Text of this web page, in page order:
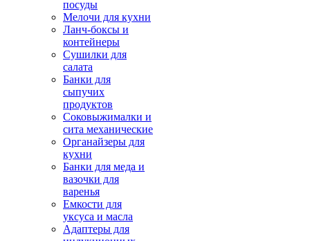
посуды
Мелочи для кухни
Ланч-боксы и
контейнеры
Сушилки для
салата
Банки для
сыпучих
продуктов
Соковыжималки и
сита механические
Органайзеры для
кухни
Банки для меда и
вазочки для
варенья
Емкости для
уксуса и масла
Адаптеры для